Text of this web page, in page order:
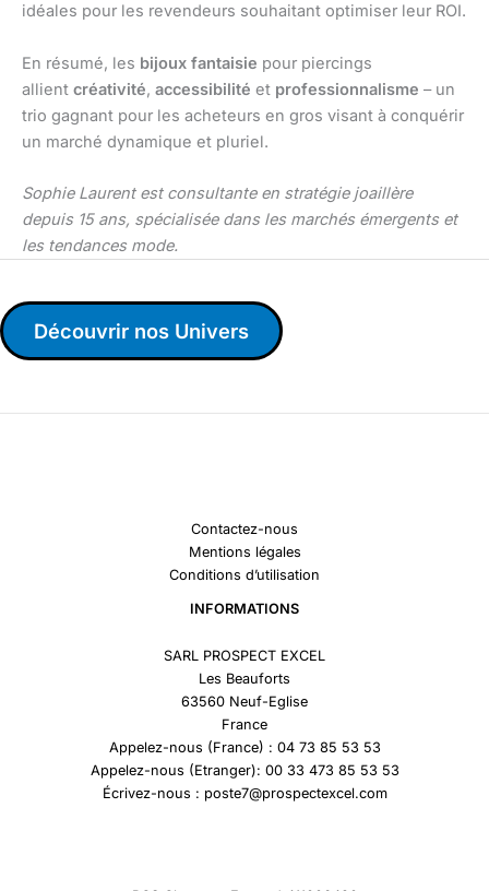
idéales pour les revendeurs souhaitant optimiser leur ROI.
En résumé, les bijoux fantaisie pour piercings
allient créativité, accessibilité et professionnalisme – un
trio gagnant pour les acheteurs en gros visant à conquérir
un marché dynamique et pluriel.
Sophie Laurent est consultante en stratégie joaillère
depuis 15 ans, spécialisée dans les marchés émergents et
les tendances mode.
Découvrir nos Univers
Contactez-nous
Mentions légales
Conditions d’utilisation
INFORMATIONS
SARL PROSPECT EXCEL
Les Beauforts
63560 Neuf-Eglise
France
Appelez-nous (France) : 04 73 85 53 53
Appelez-nous (Etranger): 00 33 473 85 53 53
Écrivez-nous : poste7@prospectexcel.com